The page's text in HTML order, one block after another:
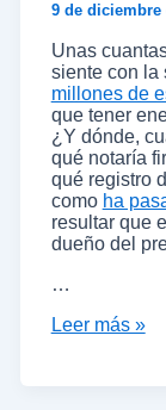
9 de diciembre
Unas
siente con la
millones de
que tener
¿Y dónde,
qué notaría
qué registro
como ha
resultar que
dueño del
…
Leer más »